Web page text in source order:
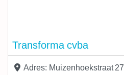
Transforma cvba
Adres: Muizenhoekstraat 27